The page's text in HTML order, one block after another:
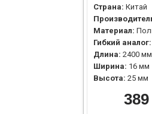
Страна: Китай
Материал:
Гибкий аналог:
Длина: 2400 мм
Ширина: 16 мм
Высота: 25 мм